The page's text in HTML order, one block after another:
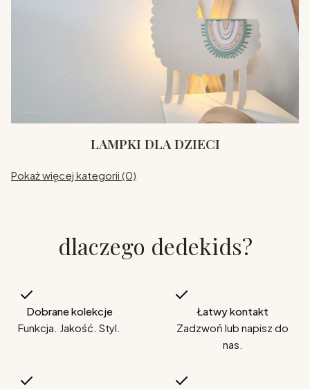
LAMPKI DLA DZIECI
Pokaż więcej kategorii (0)
dlaczego dedekids?
Dobrane kolekcje
Funkcja. Jakość. Styl.
Łatwy kontakt
Zadzwoń lub napisz do
nas.